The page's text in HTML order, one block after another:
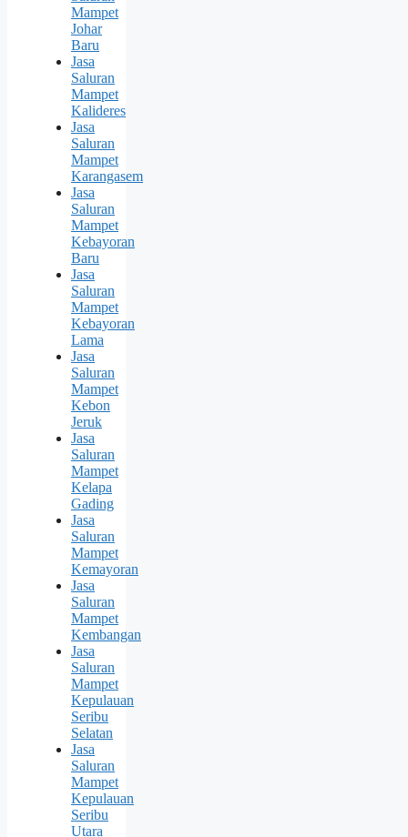
Mampet
Johar
Baru
Jasa
Saluran
Mampet
Kalideres
Jasa
Saluran
Mampet
Karangasem
Jasa
Saluran
Mampet
Kebayoran
Baru
Jasa
Saluran
Mampet
Kebayoran
Lama
Jasa
Saluran
Mampet
Kebon
Jeruk
Jasa
Saluran
Mampet
Kelapa
Gading
Jasa
Saluran
Mampet
Kemayoran
Jasa
Saluran
Mampet
Kembangan
Jasa
Saluran
Mampet
Kepulauan
Seribu
Selatan
Jasa
Saluran
Mampet
Kepulauan
Seribu
Utara